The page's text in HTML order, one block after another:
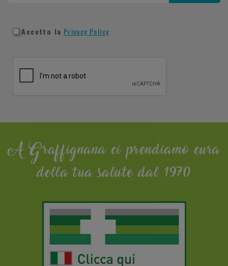
Accetto la Privacy Policy
A Graffignana ci prendiamo cura
della tua salute dal 1970